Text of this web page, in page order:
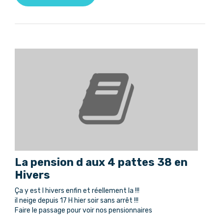
La pension d aux 4 pattes 38 en
Hivers
Ça y est l hivers enfin et réellement la !!!
il neige depuis 17 H hier soir sans arrêt !!!
Faire le passage pour voir nos pensionnaires